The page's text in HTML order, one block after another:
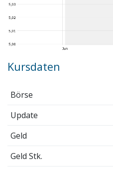
Kursdaten
Börse
Update
Geld
Geld Stk.